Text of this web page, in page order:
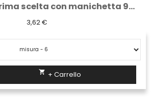
scelta con manichetta 9...
3,62 €
 + Carrello